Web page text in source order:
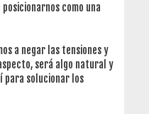
como una
a negar las tensiones y
será algo natural y
para solucionar los